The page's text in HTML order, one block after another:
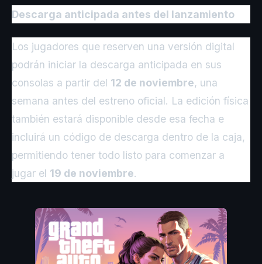
Descarga anticipada antes del lanzamiento
Los jugadores que reserven una versión digital
podrán iniciar la descarga anticipada en sus
consolas a partir del 12 de noviembre, una
semana antes del estreno oficial. La edición física
también estará disponible desde esa fecha e
incluirá un código de descarga dentro de la caja,
permitiendo tener todo listo para comenzar a
jugar el 19 de noviembre.